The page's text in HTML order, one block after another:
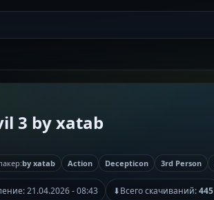
3 by xatab
by xatab Action Decepticon 3rd Person
21.04.2026 - 08:43 ⬇Всего скачиваний:445